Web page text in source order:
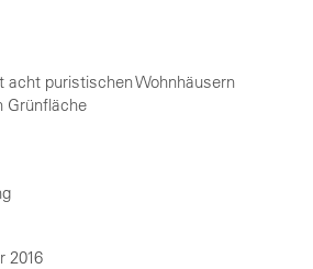
acht puristischen Wohnhäusern
Grünfläche
2016